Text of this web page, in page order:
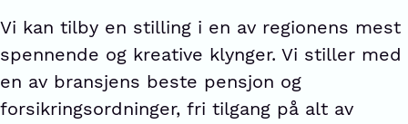
Vi kan tilby en stilling i en av regionens mest
spennende og kreative klynger. Vi stiller med
en av bransjens beste pensjon og
forsikringsordninger, fri tilgang på alt av